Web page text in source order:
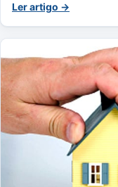
Ler artigo →